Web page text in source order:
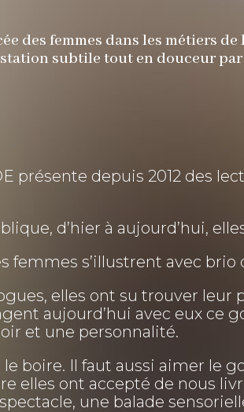
des femmes dans les métiers de
subtile tout en douceur
présente depuis 2012 des
d’hier à aujourd’hui,
femmes s’illustrent avec
elles ont su trouver leur
aujourd’hui avec eux ce
et une personnalité.
boire. Il faut aussi aimer le
elles ont accepté de nous
une balade